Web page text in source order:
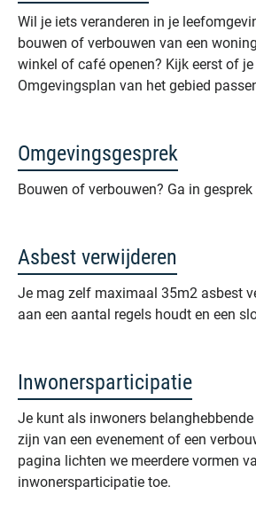
Wil je iets veranderen in je
bouwen of verbouwen van een
winkel of café openen? Kijk eerst of
Omgevingsplan van het gebied
Omgevingsgesprek
Bouwen of verbouwen? Ga in
Asbest verwijderen
Je mag zelf maximaal 35m2 asbest
aan een aantal regels houdt en een
Inwonersparticipatie
Je kunt als inwoners
zijn van een evenement of een
pagina lichten we meerdere vormen
inwonersparticipatie toe.